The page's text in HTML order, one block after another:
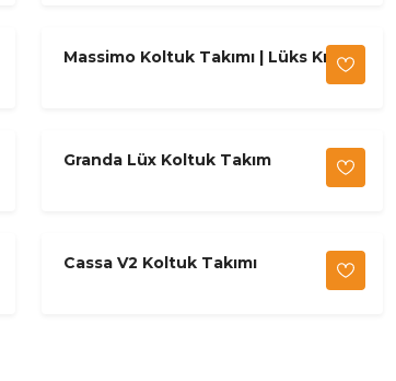
Massimo Koltuk Takımı | Lüks Krem
Granda Lüx Koltuk Takım
Cassa V2 Koltuk Takımı